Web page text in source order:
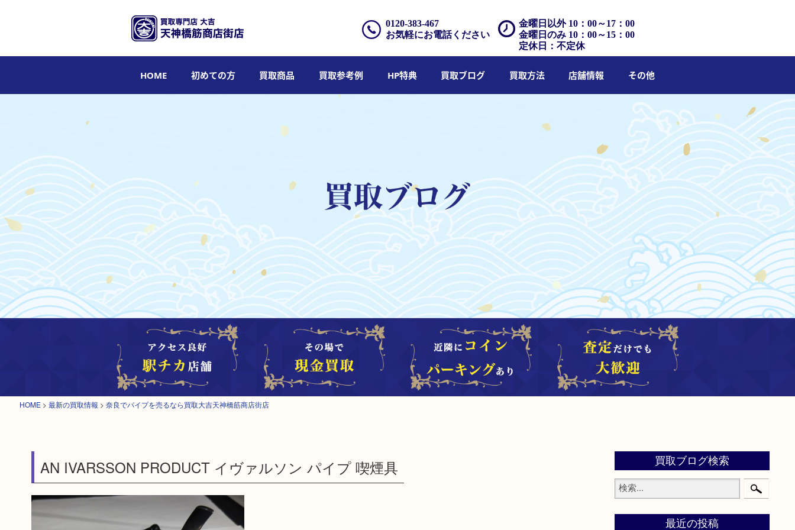
金曜日以外 10：00～17：00
金曜日のみ 10：00～15：00
定休日：不定休
0120-383-467
お気軽にお電話ください
HOME 初めての方 買取商品 買取参考例 HP特典 買取ブログ 買取方法 店舗情報 その他
HOME > 最新の買取情報 > 奈良でパイプを売るなら買取大吉天神橋筋商店街店
AN IVARSSON PRODUCT イヴァルソン パイプ 喫煙具 買取ブログ検索
最近の投稿